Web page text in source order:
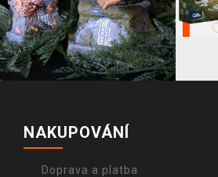
NAKUPOVÁNÍ
Doprava a platba